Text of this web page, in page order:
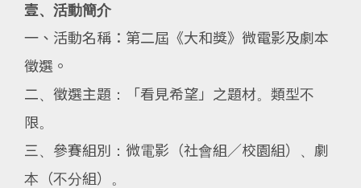
壹、活動簡介
一、活動名稱：第二屆《大和獎》微電影及劇本
徵選。
二、徵選主題：「看見希望」之題材。類型不
限。
三、參賽組別：微電影（社會組／校園組）、劇
本（不分組）。